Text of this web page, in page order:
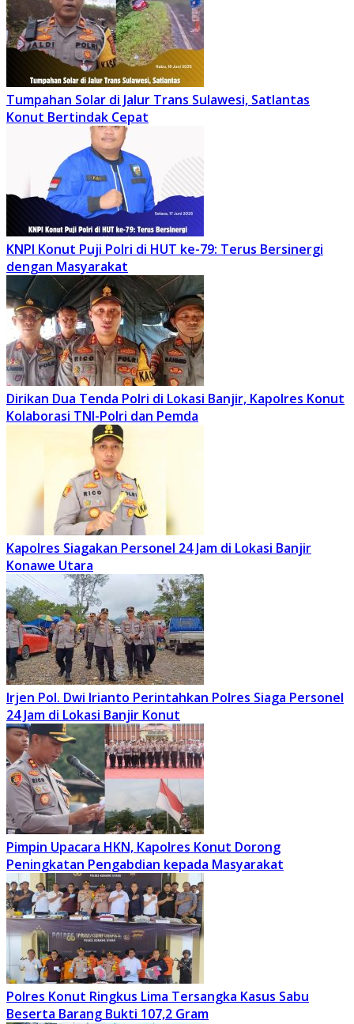
Tumpahan Solar di Jalur Trans Sulawesi, Satlantas
Konut Bertindak Cepat
KNPI Konut Puji Polri di HUT ke-79: Terus Bersinergi
dengan Masyarakat
Dirikan Dua Tenda Polri di Lokasi Banjir, Kapolres Konut
Kolaborasi TNI-Polri dan Pemda
Kapolres Siagakan Personel 24 Jam di Lokasi Banjir
Konawe Utara
Irjen Pol. Dwi Irianto Perintahkan Polres Siaga Personel
24 Jam di Lokasi Banjir Konut
Pimpin Upacara HKN, Kapolres Konut Dorong
Peningkatan Pengabdian kepada Masyarakat
Polres Konut Ringkus Lima Tersangka Kasus Sabu
Beserta Barang Bukti 107,2 Gram